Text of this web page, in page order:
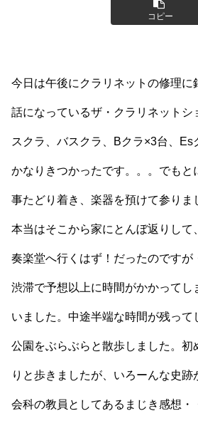
コピー
今日は午後にクラリネットの修理に
話になっているザ・クラリネットシ
スクラ、バスクラ、Bクラ×3台、Es
かなりきつかったです。。。でもと
事たどり着き、楽器を預けて参りま
本当はそこから家にとんぼ返りして
奏楽堂へ行くはず！だったのですが
渋滞で予想以上に時間がかかってし
いました。中途半端な時間が残って
公園をぶらぶらと散歩しました。初
りと歩きましたが、いろーんな史跡
会科の教員としてあるまじき感想・